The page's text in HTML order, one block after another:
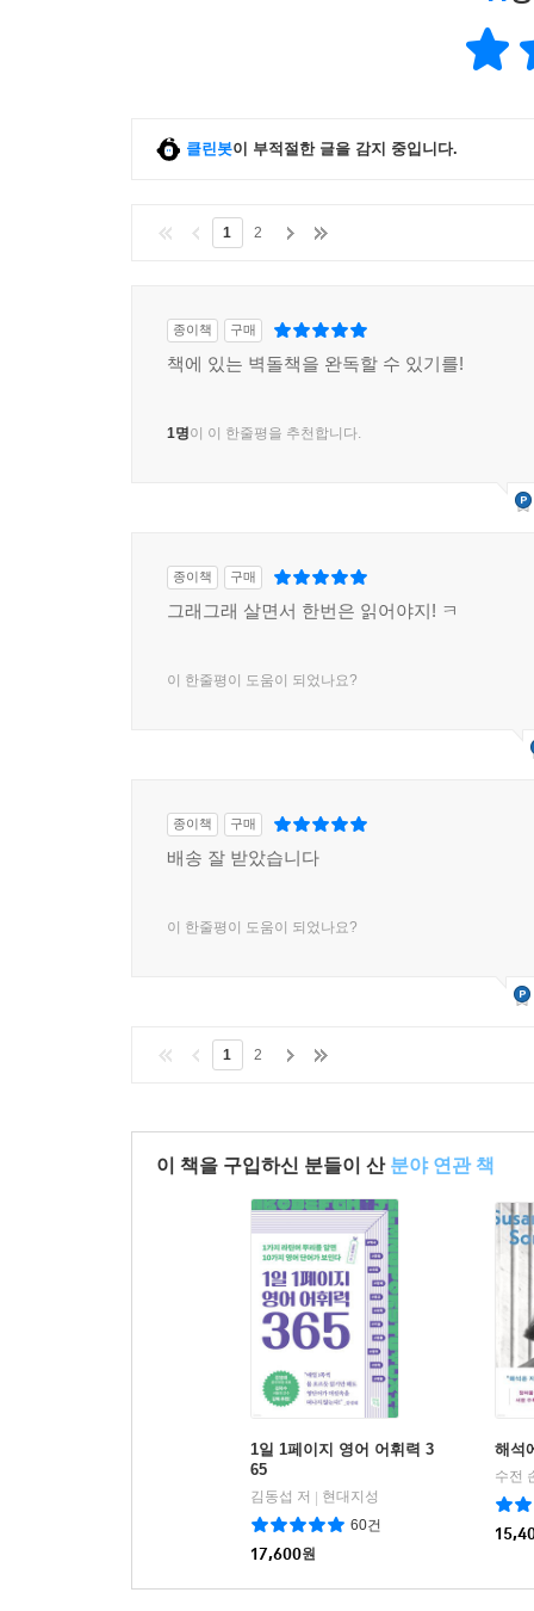
클린봇이 부적절한 글을 감지 중입니다.
1 2
종이책 구매
책에 있는 벽돌책을 완독할 수 있기를!
1명이 이 한줄평을 추천합니다.
종이책 구매
그래그래 살면서 한번은 읽어야지! ㅋ
이 한줄평이 도움이 되었나요?
종이책 구매
배송 잘 받았습니다
이 한줄평이 도움이 되었나요?
1 2
이 책을 구입하신 분들이 산 분야 연관 책
1일 1페이지 영어 어휘력 3
65
김동섭 저 | 현대지성
60건
17,600원
해석
수전